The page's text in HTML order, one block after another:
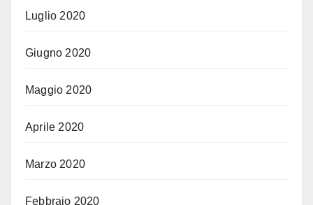
Luglio 2020
Giugno 2020
Maggio 2020
Aprile 2020
Marzo 2020
Febbraio 2020